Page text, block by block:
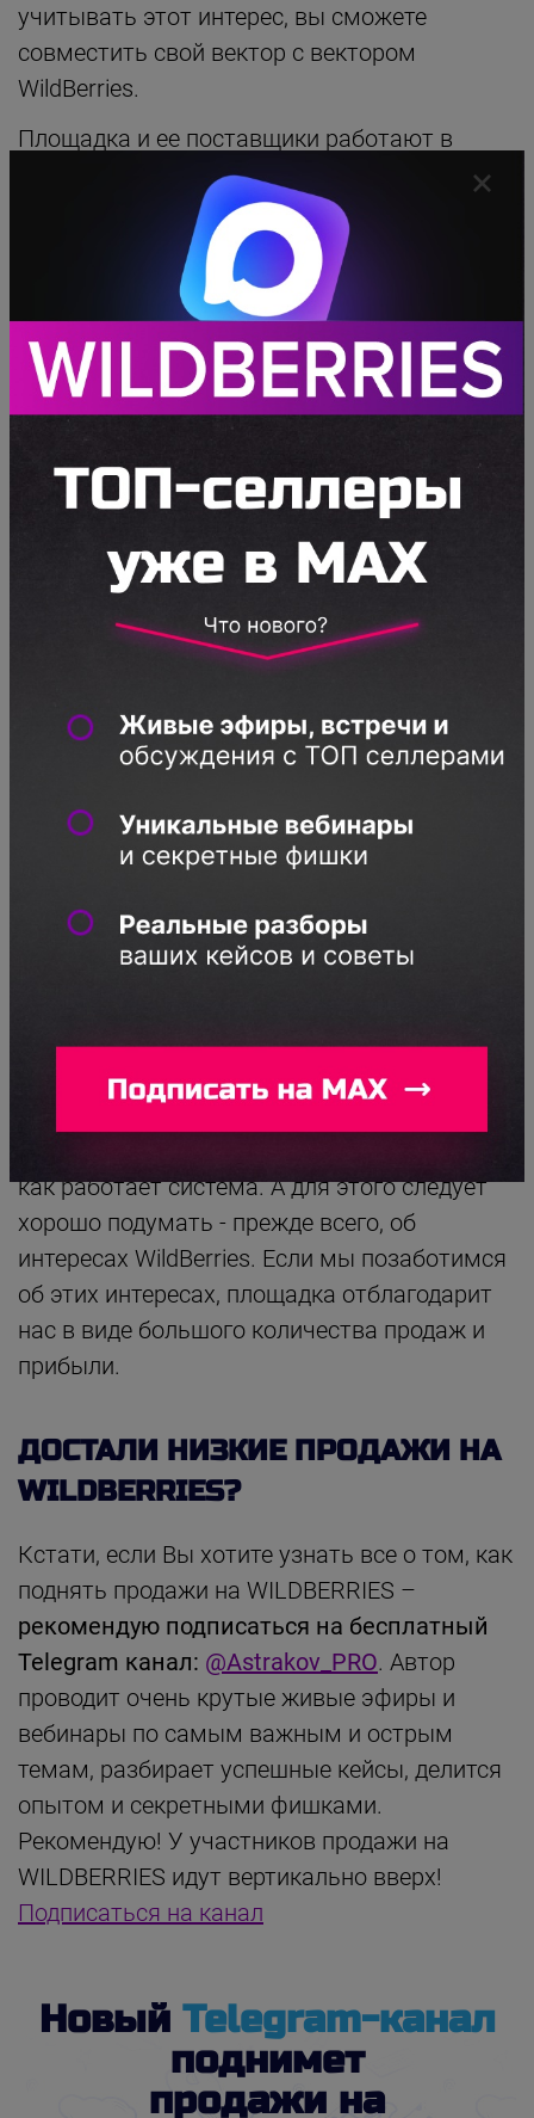
учитывать этот интерес, вы сможете
совместить свой вектор с вектором
WildBerries.
Площадка и ее поставщики работают в
связке: она не сможет зарабатывать без вас
точно так же, как вы не сможете
зарабатывать без нее. Поэтому очень
важно объединять усилия, "плыть" в одну
сторону и воспринимать маркетплейс как
отдельный бизнес, эффективную и крупную
бизнес-систему, с которой нужно считаться.
Если вы только начинаете работать с
WildBerries, вы не понимаете всех нюансов и
особенностей этой системы, поэтому к ней
стоит относиться как к "черному ящику". Это
классический подход при работе с
неизвестными системами.
Итак, у любого черного ящика есть вход и
выход. На вход мы подаем товары, отгружая
"виртуальные копии" (карточки с
фотографиями и описаниями) на сайт. На
в виде отзывов покупателей. Чтобы
получить максимальную пользу от этого
механизм его работы. Мы должны
определенным образом подстроить данные
как работает система. А для этого следует
хорошо подумать - прежде всего, об
интересах WildBerries. Если мы позаботимся
об этих интересах, площадка отблагодарит
нас в виде большого количества продаж и
прибыли.
ДОСТАЛИ НИЗКИЕ ПРОДАЖИ НА
WILDBERRIES?
Кстати, если Вы хотите узнать все о том, как
поднять продажи на WILDBERRIES –
рекомендую подписаться на бесплатный
Telegram канал: @Astrakov_PRO. Автор
проводит очень крутые живые эфиры и
вебинары по самым важным и острым
темам, разбирает успешные кейсы, делится
опытом и секретными фишками.
Рекомендую! У участников продажи на
WILDBERRIES идут вертикально вверх!
Подписаться на канал
Новый Telegram-канал
поднимет
продажи на